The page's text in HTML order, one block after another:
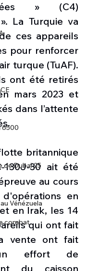
6500
de Dubaï 25
Vénézuela
combat
» (C4)
La Turquie va
ces appareils
pour renforcer
turque (TuAF).
ont été retirés
mars 2023 et
dans l’attente
britannique
130J-30 ait été
au cours
en
en Irak, les 14
qui ont fait
vente ont fait
effort de
du caisson